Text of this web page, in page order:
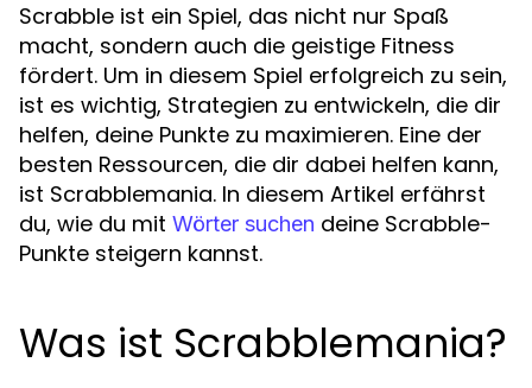
Scrabble ist ein Spiel, das nicht nur Spaß
macht, sondern auch die geistige Fitness
fördert. Um in diesem Spiel erfolgreich zu sein,
ist es wichtig, Strategien zu entwickeln, die dir
helfen, deine Punkte zu maximieren. Eine der
besten Ressourcen, die dir dabei helfen kann,
ist Scrabblemania. In diesem Artikel erfährst
du, wie du mit Wörter suchen deine Scrabble-
Punkte steigern kannst.
Was ist Scrabblemania?